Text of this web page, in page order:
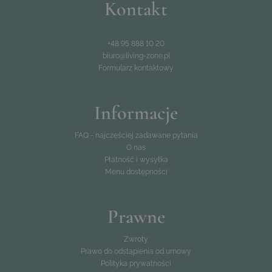
Maße und Lieferumfang:
+48958881020
Kontakt
+48 95 888 10 20
biuro@living-zone.pl
Formularz kontaktowy
Informacje
FAQ - najczęściej zadawane pytania
O nas
Płatność i wysyłka
Menu dostępności
Prawne
Zwroty
Prawo do odstąpienia od umowy
Polityka prywatności